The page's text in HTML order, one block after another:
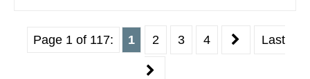
Page 1 of 117: 1 2 3 4 Last